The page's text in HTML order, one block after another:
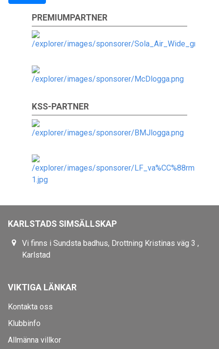
PREMIUMPARTNER
KSS-PARTNER
KARLSTADS SIMSÄLLSKAP
Vi finns i Sundsta badhus, Drottning Kristinas väg 3 ,
Karlstad
VIKTIGA LÄNKAR
Kontakta oss
Klubbinfo
Allmänna villkor